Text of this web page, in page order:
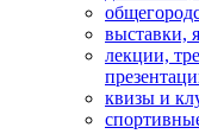
выставки,
лекции,
квизы и